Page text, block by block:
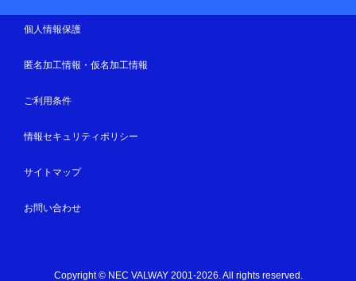
個人情報保護
匿名加工情報・仮名加工情報
ご利用条件
情報セキュリティポリシー
サイトマップ
お問い合わせ
Copyright © NEC VALWAY 2001-2026. All rights reserved.